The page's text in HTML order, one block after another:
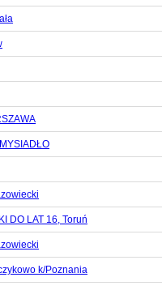
DO LAT 16, Toruń
k/Poznania